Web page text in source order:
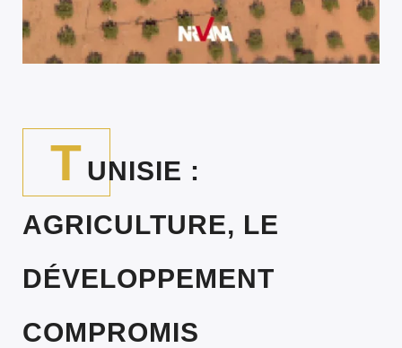
T UNISIE :
AGRICULTURE, LE
DÉVELOPPEMENT
COMPROMIS